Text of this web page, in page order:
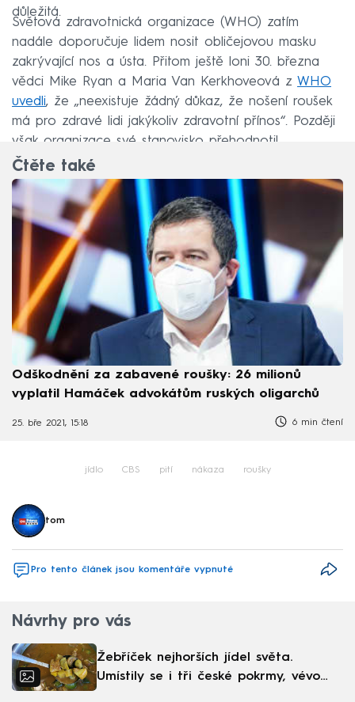
důležitá.
Světová zdravotnická organizace (WHO) zatím
nadále doporučuje lidem nosit obličejovou masku
zakrývající nos a ústa. Přitom ještě loni 30. března
vědci Mike Ryan a Maria Van Kerkhoveová z WHO
uvedli, že „neexistuje žádný důkaz, že nošení roušek
má pro zdravé lidi jakýkoliv zdravotní přínos“. Později
však organizace své stanovisko přehodnotil.
Čtěte také
Odškodnění za zabavené roušky: 26 milionů
vyplatil Hamáček advokátům ruských oligarchů
25. bře 2021, 15:18 6 min čtení
jídlo CBS pití nákaza roušky
tom
Pro tento článek jsou komentáře vypnuté
Návrhy pro vás
Žebříček nejhorších jídel světa.
Umístily se i tři české pokrmy, vévodí